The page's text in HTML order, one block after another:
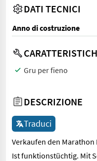
DATI TECNICI
Anno di costruzione
Gru per fieno
DESCRIZIONE
Traduci
Verkaufen den Marathon
Ist funktionstüchtig. Mit